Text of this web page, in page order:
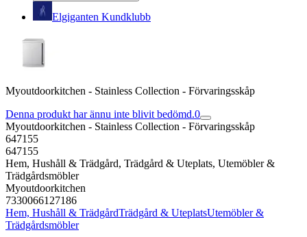
Elgiganten Kundklubb
Myoutdoorkitchen - Stainless Collection - Förvaringsskåp
Denna produkt har ännu inte blivit bedömd.0
Myoutdoorkitchen - Stainless Collection - Förvaringsskåp
647155
647155
Hem, Hushåll & Trädgård, Trädgård & Uteplats, Utemöbler &
Trädgårdsmöbler
Myoutdoorkitchen
7330066127186
Hem, Hushåll & TrädgårdTrädgård & UteplatsUtemöbler &
Trädgårdsmöbler